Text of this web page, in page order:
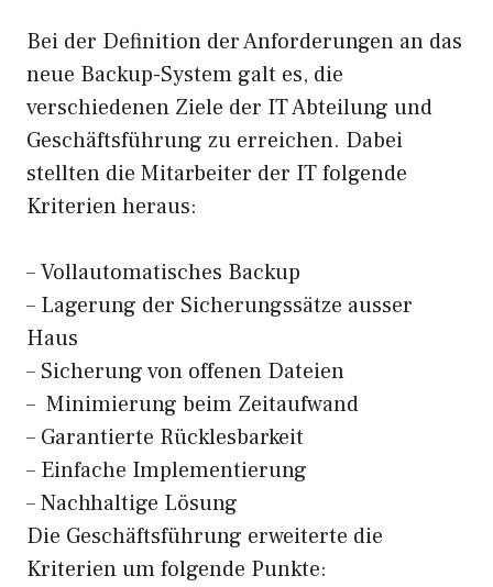
Bei der Definition der Anforderungen an das
neue Backup-System galt es, die
verschiedenen Ziele der IT Abteilung und
Geschäftsführung zu erreichen. Dabei
stellten die Mitarbeiter der IT folgende
Kriterien heraus:
– Vollautomatisches Backup
– Lagerung der Sicherungssätze ausser
Haus
– Sicherung von offenen Dateien
– Minimierung beim Zeitaufwand
– Garantierte Rücklesbarkeit
– Einfache Implementierung
– Nachhaltige Lösung
Die Geschäftsführung erweiterte die
Kriterien um folgende Punkte: